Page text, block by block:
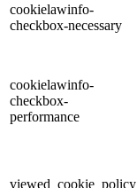
cookielawinfo-
checkbox-necessary
cookielawinfo-
checkbox-
performance
viewed_cookie_policy